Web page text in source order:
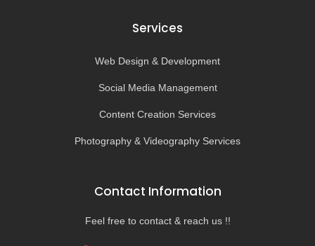
Services
Web Design & Development
Social Media Management
Content Creation Services
Photography & Videography Services
Contact Information
Feel free to contact & reach us !!